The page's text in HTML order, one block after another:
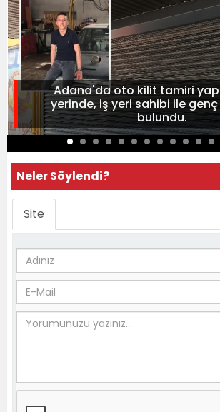
Adana'da oto kilit tamiri
yerinde, iş yeri sahibi ile genç
bulundu.
Neler Söylendi?
Site